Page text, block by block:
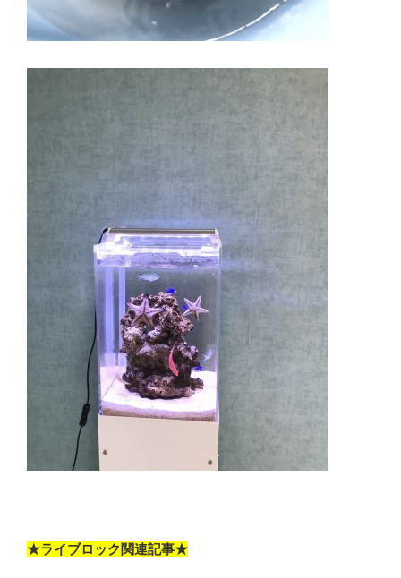
★ライブロック関連記事★